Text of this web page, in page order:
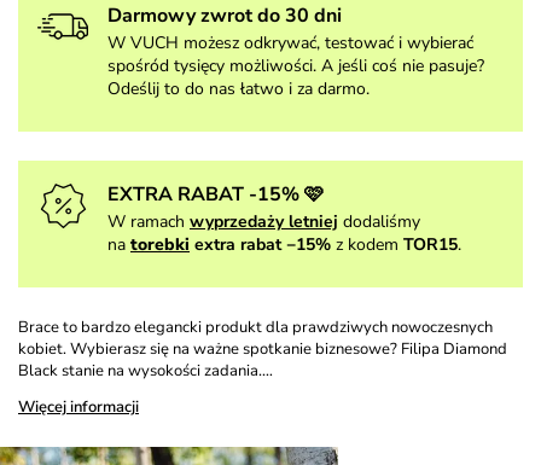
Darmowy zwrot do 30 dni
W VUCH możesz odkrywać, testować i wybierać
spośród tysięcy możliwości. A jeśli coś nie pasuje?
Odeślij to do nas łatwo i za darmo.
EXTRA RABAT -15% 🩷
W ramach wyprzedaży letniej dodaliśmy
na torebki extra rabat −15% z kodem TOR15.
Brace to bardzo elegancki produkt dla prawdziwych nowoczesnych
kobiet. Wybierasz się na ważne spotkanie biznesowe? Filipa Diamond
Black stanie na wysokości zadania.…
Więcej informacji